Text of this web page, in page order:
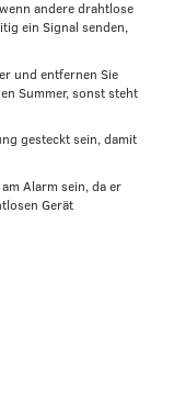
andere drahtlose
ein Signal senden,
und entfernen Sie
Summer, sonst steht
gesteckt sein, damit
Alarm sein, da er
Gerät